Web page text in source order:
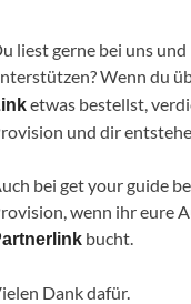
liest gerne bei uns
Wenn du
etwas bestellst,
und dir
bei get your guide
wenn ihr eure
bucht.
Dank dafür.